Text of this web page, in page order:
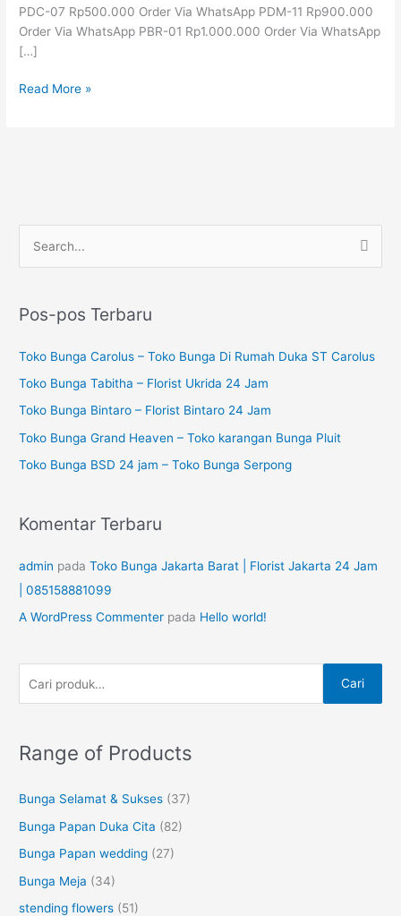
PDC-07 Rp500.000 Order Via WhatsApp PDM-11 Rp900.000
Order Via WhatsApp PBR-01 Rp1.000.000 Order Via WhatsApp
[…]
Read More »
i
u
k
:
Pos-pos Terbaru
Toko Bunga Carolus – Toko Bunga Di Rumah Duka ST Carolus
Toko Bunga Tabitha – Florist Ukrida 24 Jam
Toko Bunga Bintaro – Florist Bintaro 24 Jam
Toko Bunga Grand Heaven – Toko karangan Bunga Pluit
Toko Bunga BSD 24 jam – Toko Bunga Serpong
Komentar Terbaru
admin padaToko Bunga Jakarta Barat | Florist Jakarta 24 Jam
| 085158881099
A WordPress Commenter pada Hello world!
c
r
i
a
u
:
Cari
Range of Products
Bunga Selamat & Sukses (37)
Bunga Papan Duka Cita (82)
Bunga Papan wedding (27)
Bunga Meja (34)
stending flowers (51)